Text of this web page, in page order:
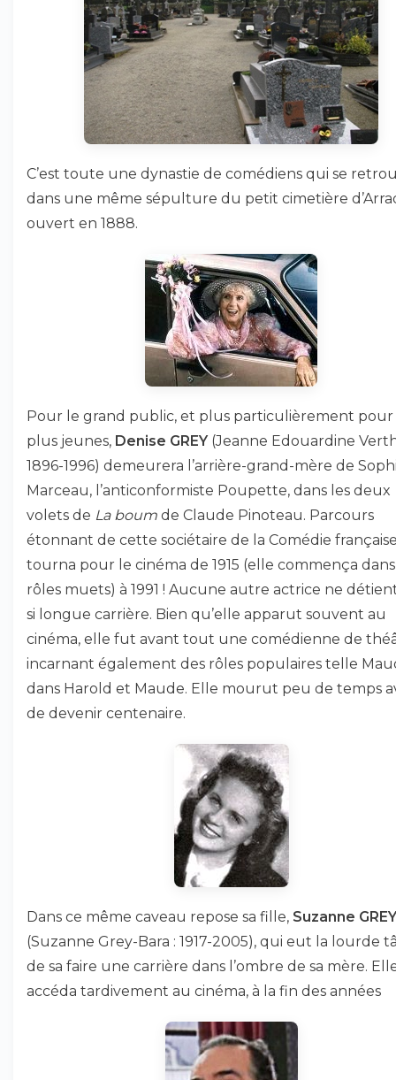
C’est toute une dynastie de comédiens qui se
dans une même sépulture du petit cimetière
ouvert en 1888.
Pour le grand public, et plus particulièrement pour
plus jeunes, Denise GREY(Jeanne Edouardine
1896-1996) demeurera l’arrière-grand-mère de
Marceau, l’anticonformiste Poupette, dans les deux
volets de La boum de Claude Pinoteau. Parcours
étonnant de cette sociétaire de la Comédie
tourna pour le cinéma de 1915 (elle commença
rôles muets) à 1991 ! Aucune autre actrice ne
si longue carrière. Bien qu’elle apparut souvent au
cinéma, elle fut avant tout une comédienne de
incarnant également des rôles populaires telle
dans Harold et Maude. Elle mourut peu de temps
de devenir centenaire.
Dans ce même caveau repose sa fille, Suzanne GREY
(Suzanne Grey-Bara : 1917-2005), qui eut la lourde
de sa faire une carrière dans l’ombre de sa mère.
accéda tardivement au cinéma, à la fin des années